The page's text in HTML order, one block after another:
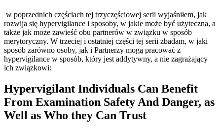
w poprzednich częściach tej trzyczęściowej serii wyjaśniłem, jak
rozwija się hypervigilance i sposoby, w jakie może być użyteczna, a
także jak może zawieść obu partnerów w związku w sposób
merytoryczny. W trzeciej i ostatniej części tej serii zbadam, w jaki
sposób zarówno osoby, jak i Partnerzy mogą pracować z
hypervigilance w sposób, który jest addytywny, a nie zagrażający
ich związkowi:
Hypervigilant Individuals Can Benefit
From Examination Safety And Danger, as
Well as Who they Can Trust